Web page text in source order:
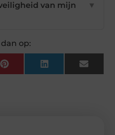
van mijn
▼
op:
PinterestLinkedIn Email